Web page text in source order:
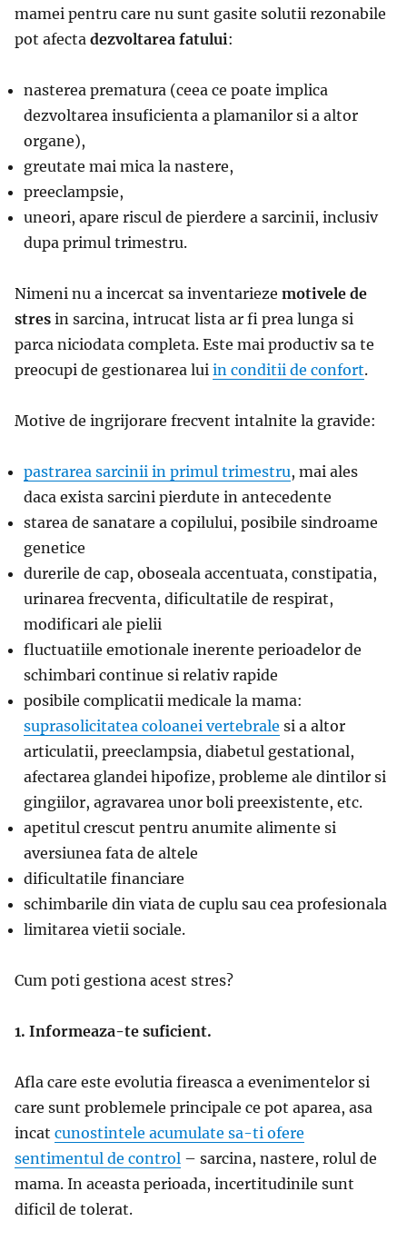
mamei pentru care nu sunt gasite solutii rezonabile
pot afecta dezvoltarea fatului:
nasterea prematura (ceea ce poate implica
dezvoltarea insuficienta a plamanilor si a altor
organe),
greutate mai mica la nastere,
preeclampsie,
uneori, apare riscul de pierdere a sarcinii, inclusiv
dupa primul trimestru.
Nimeni nu a incercat sa inventarieze motivele de
stres in sarcina, intrucat lista ar fi prea lunga si
parca niciodata completa. Este mai productiv sa te
preocupi de gestionarea lui in conditii de confort.
Motive de ingrijorare frecvent intalnite la gravide:
pastrarea sarcinii in primul trimestru, mai ales
daca exista sarcini pierdute in antecedente
starea de sanatare a copilului, posibile sindroame
genetice
durerile de cap, oboseala accentuata, constipatia,
urinarea frecventa, dificultatile de respirat,
modificari ale pielii
fluctuatiile emotionale inerente perioadelor de
schimbari continue si relativ rapide
posibile complicatii medicale la mama:
suprasolicitatea coloanei vertebrale si a altor
articulatii, preeclampsia, diabetul gestational,
afectarea glandei hipofize, probleme ale dintilor si
gingiilor, agravarea unor boli preexistente, etc.
apetitul crescut pentru anumite alimente si
aversiunea fata de altele
dificultatile financiare
schimbarile din viata de cuplu sau cea profesionala
limitarea vietii sociale.
Cum poti gestiona acest stres?
1. Informeaza-te suficient.
Afla care este evolutia fireasca a evenimentelor si
care sunt problemele principale ce pot aparea, asa
incat cunostintele acumulate sa-ti ofere
sentimentul de control – sarcina, nastere, rolul de
mama. In aceasta perioada, incertitudinile sunt
dificil de tolerat.